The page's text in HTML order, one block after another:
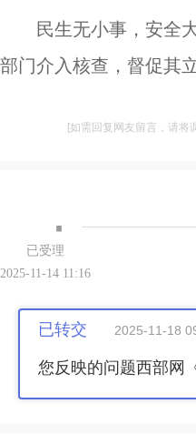
民生无小事，安全
部门介入核查，督促其
[如需回复网友留言，请
·
已受理
2025-11-14 11:16
已转交 2025-11-18
您反映的问题西部网